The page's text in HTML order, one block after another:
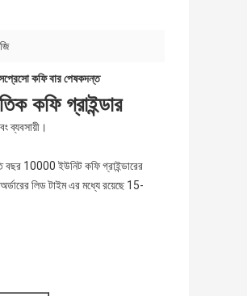
কফি বার পেষকদন্ত
কফি গ্রাইন্ডার
ব্যবসায়ী।
বছর 10000 ইউনিট কফি গ্রাইন্ডারের
লিড টাইম এর মধ্যে রয়েছে 15-